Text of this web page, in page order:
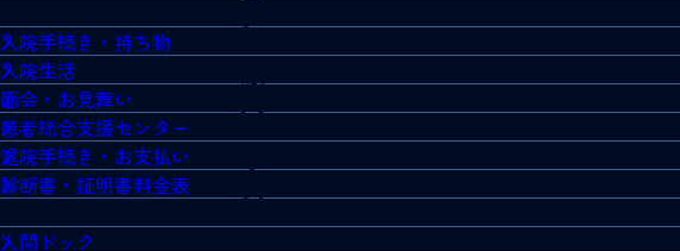
入院手続き・持ち物
入院生活
面会・お見舞い
患者総合支援センター
退院手続き・お支払い
診断書・証明書料金表
人間ドック